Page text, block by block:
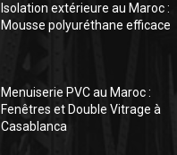
Isolation extérieure au Maroc :
Mousse polyuréthane efficace
Menuiserie PVC au Maroc :
Fenêtres et Double Vitrage à
Casablanca